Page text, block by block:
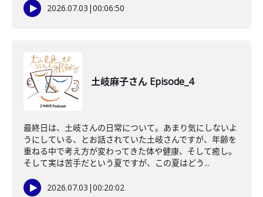
2026.07.03 |00:06:50
土岐麻子さん Episode_4
最終日は、土岐さんの日常について。あまり気にしないよ
うにしている、とお話されていた土岐さんですが、年齢を
重ねる中で考え方が変わってきた体や健康、そして癒し。
そして実は苦手だという夏ですが、この夏はどう...
2026.07.03 |00:20:02